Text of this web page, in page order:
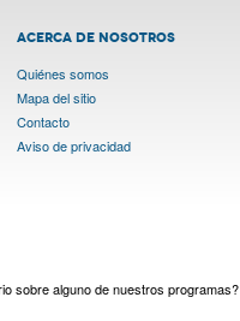
ACERCA DE NOSOTROS
Quiénes somos
Mapa del sitio
Contacto
Aviso de privacidad
sobre alguno de nuestros programas?